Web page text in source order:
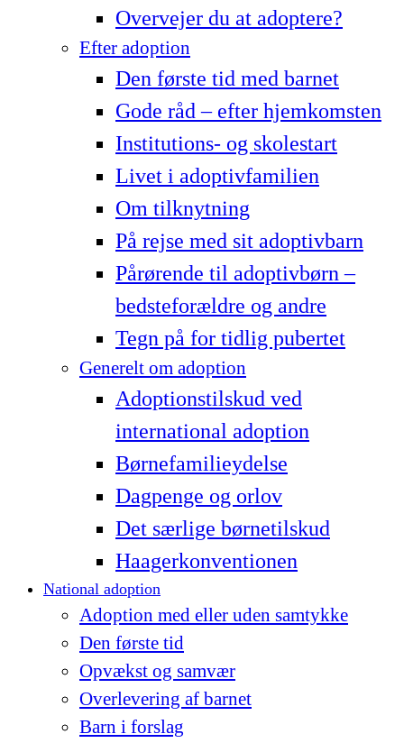
Overvejer du at adoptere?
Efter adoption
Den første tid med barnet
Gode råd – efter hjemkomsten
Institutions- og skolestart
Livet i adoptivfamilien
Om tilknytning
På rejse med sit adoptivbarn
Pårørende til adoptivbørn –
bedsteforældre og andre
Tegn på for tidlig pubertet
Generelt om adoption
Adoptionstilskud ved
international adoption
Børnefamilieydelse
Dagpenge og orlov
Det særlige børnetilskud
Haagerkonventionen
National adoption
Adoption med eller uden samtykke
Den første tid
Opvækst og samvær
Overlevering af barnet
Barn i forslag